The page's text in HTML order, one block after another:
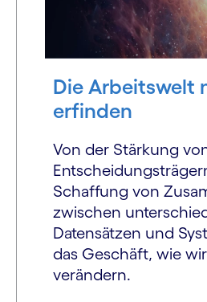
Die Arbeitswelt
erfinden
Von der Stärkung
Schaffung von
zwischen
Datensätzen und
das Geschäft, wie
verändern.